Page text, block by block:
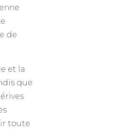
de
et la
que
toute